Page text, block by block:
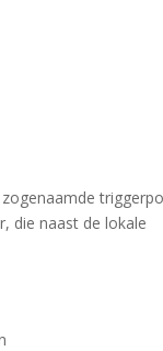
die naast de lokale